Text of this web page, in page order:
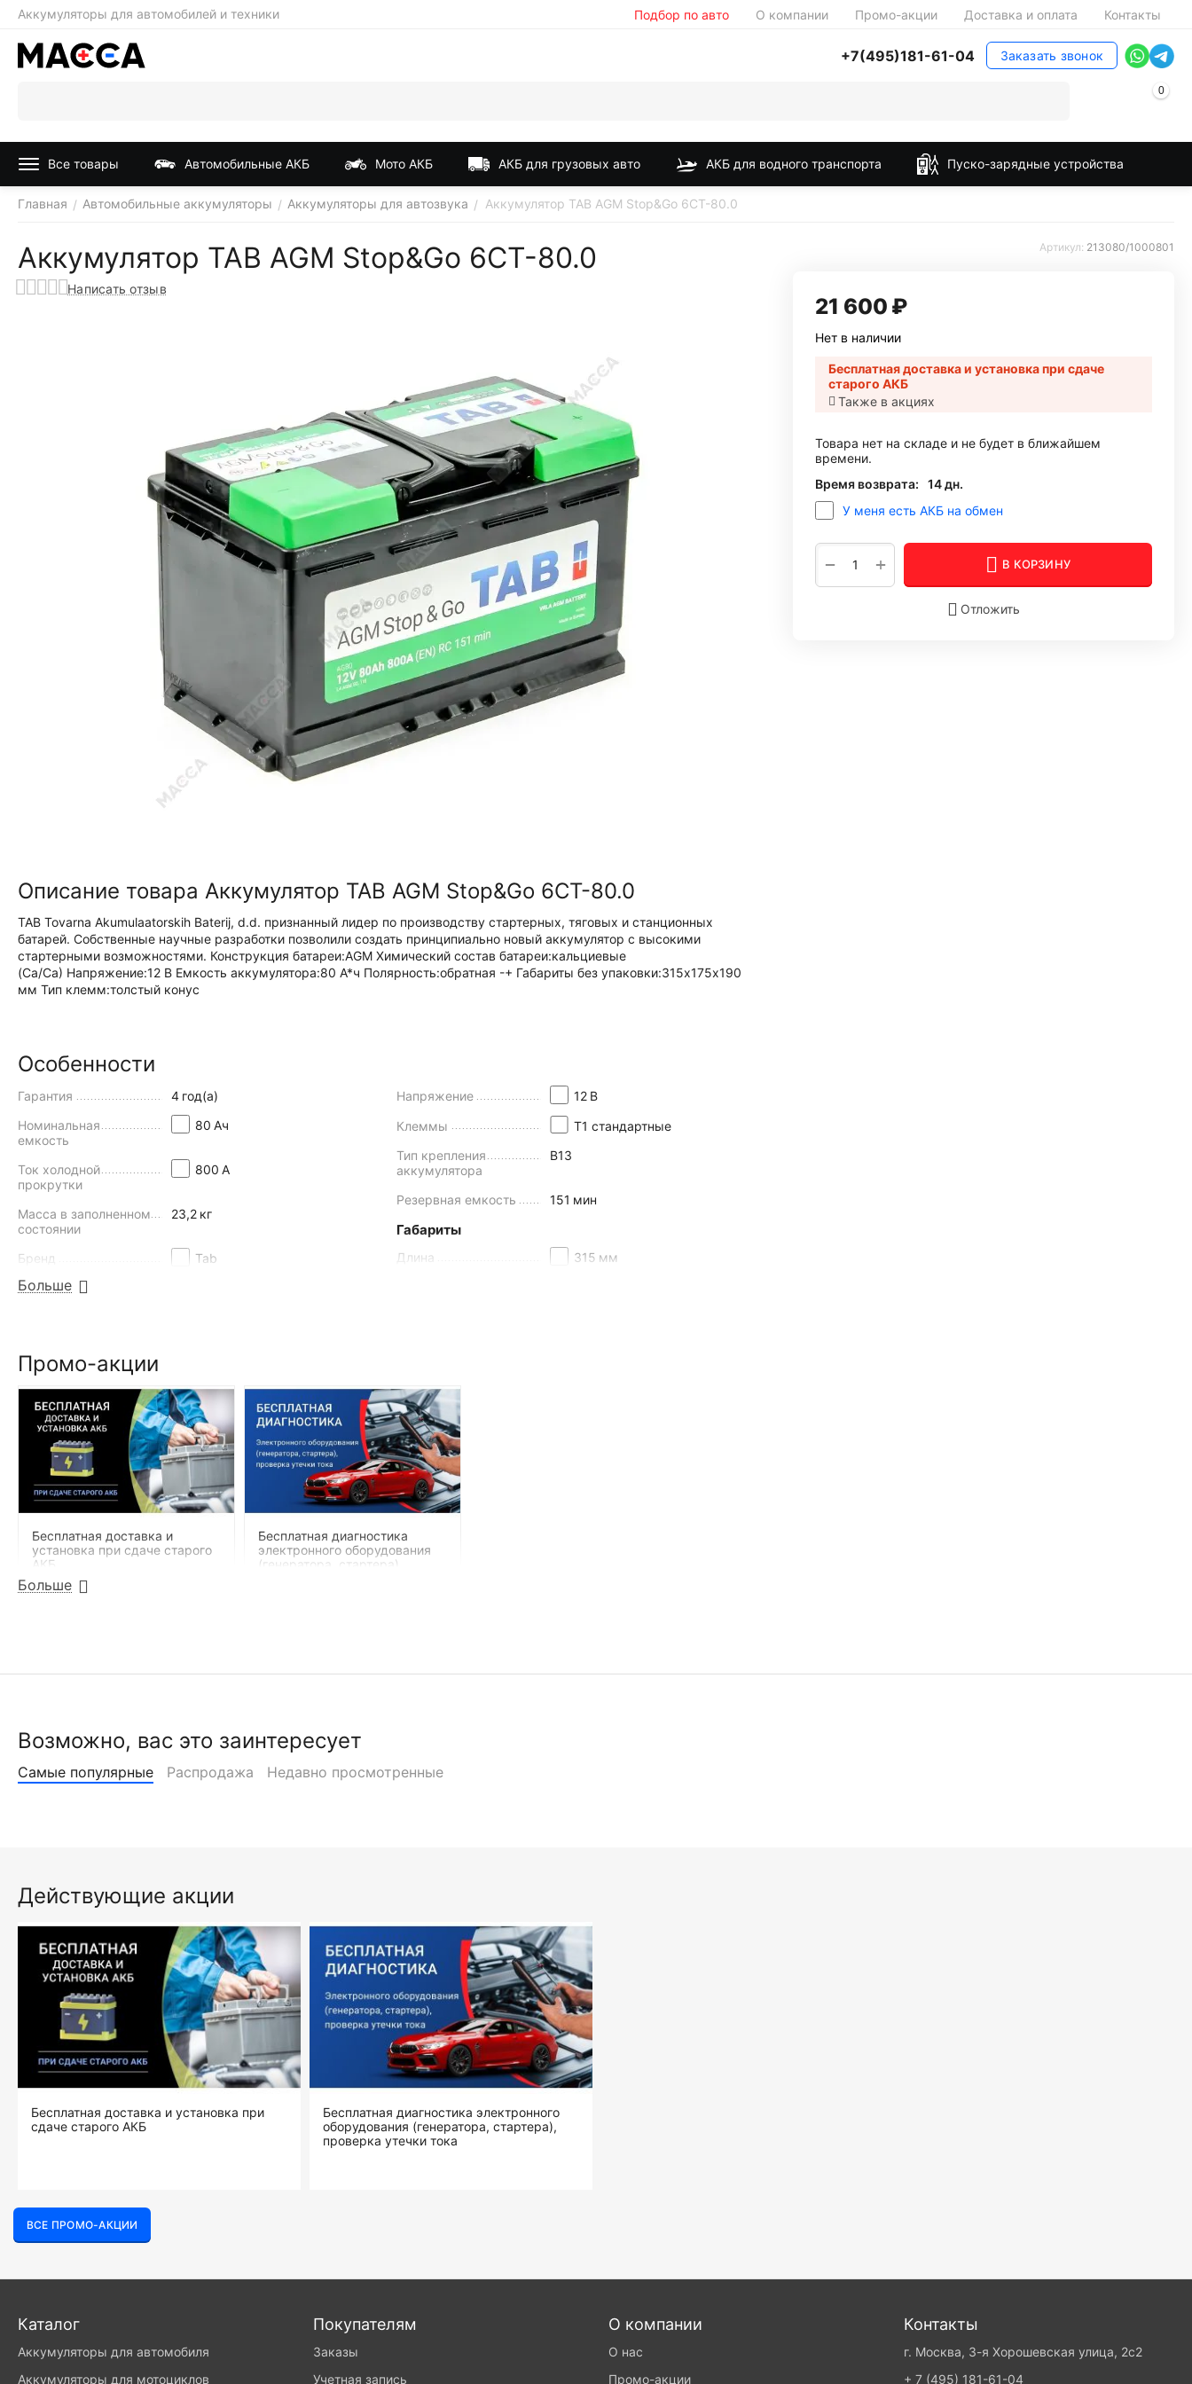
Аккумуляторы для автомобилей и техники Подбор по авто О компании Промо-акции Доставка и оплата Контакты
+7(495)181-61-04 Заказать звонок
0
Все товары Автомобильные АКБ Мото АКБ АКБ для грузовых авто АКБ для водного транспорта Пуско-зарядные устройства
Главная / Автомобильные аккумуляторы / Аккумуляторы для автозвука / Аккумулятор TAB AGM Stop&Go 6СТ-80.0
Аккумулятор TAB AGM Stop&Go 6СТ-80.0
Написать отзыв
Артикул: 213080/1000801
21 600 ₽
Нет в наличии
Бесплатная доставка и установка при сдаче
старого АКБ
Также в акциях
Товара нет на складе и не будет в ближайшем
времени.
Время возврата:
14 дн.
У меня есть АКБ на обмен
+
− В КОРЗИНУ
Отложить
Описание товара Аккумулятор TAB AGM Stop&Go 6СТ-80.0
TAB Tovarna Akumulaatorskih Baterij, d.d. признанный лидер по производству стартерных, тяговых и станционных
батарей. Собственные научные разработки позволили создать принципиально новый аккумулятор с высокими
стартерными возможностями. Конструкция батареи:AGM Химический состав батареи:кальциевые
(Ca/Ca) Напряжение:12 В Емкость аккумулятора:80 А*ч Полярность:обратная -+ Габариты без упаковки:315х175х190
мм Тип клемм:толстый конус
Особенности
Гарантия 4 год(а)
Номинальная
емкость
80 Aч
Ток холодной
прокрутки
800 А
Масса в заполненном
состоянии
23,2 кг
Бренд
Tab
Полярность
Напряжение 12 В
Клеммы
Т1 стандартные
Тип крепления
аккумулятора
B13
Резервная емкость 151 мин
Габариты
Длина 315 мм
НАЙТИ ПОХОЖИЕ
Больше
Промо-акции
Бесплатная доставка и
установка при сдаче старого
АКБ
Бесплатная диагностика
электронного оборудования
(генератора, стартера),
Больше
Возможно, вас это заинтересует
Самые популярные Распродажа Недавно просмотренные
Действующие акции
Бесплатная доставка и установка при
сдаче старого АКБ
Бесплатная диагностика электронного
оборудования (генератора, стартера),
проверка утечки тока
ВСЕ ПРОМО-АКЦИИ
Каталог
Аккумуляторы для автомобиля
Аккумуляторы для мотоциклов
Покупателям
Заказы
Учетная запись
О компании
О нас
Промо-акции
Контакты
г. Москва, 3-я Хорошевская улица, 2с2
+ 7 (495) 181-61-04